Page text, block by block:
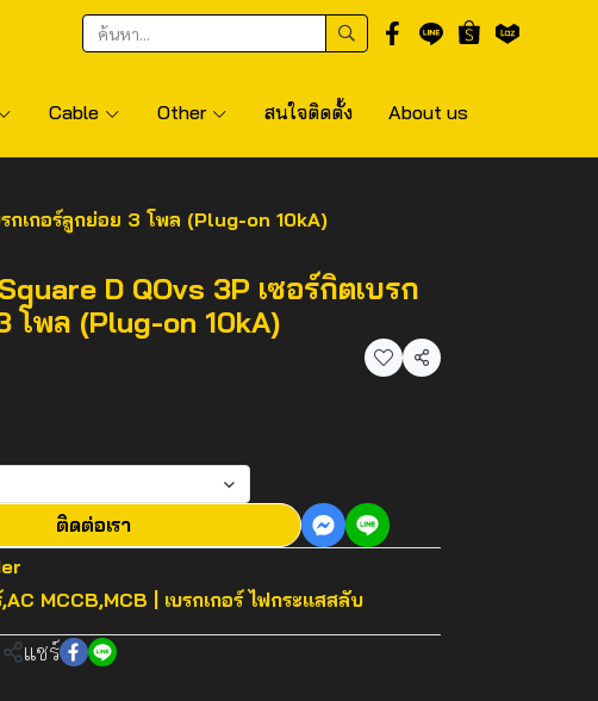
Cable Other สนใจติดตั้ง About us
กเกอร์ลูกย่อย 3 โพล (Plug-on 10kA)
D QOvs 3P เซอร์กิตเบรก
โพล (Plug-on 10kA)
แชร์
ติดต่อเรา
,AC MCCB,MCB | เบรกเกอร์ ไฟกระแสสลับ
แชร์